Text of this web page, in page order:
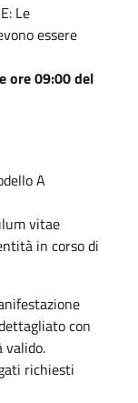
Le
essere
ore 09:00 del
A
vitae
in corso di
con
valido.
richiesti